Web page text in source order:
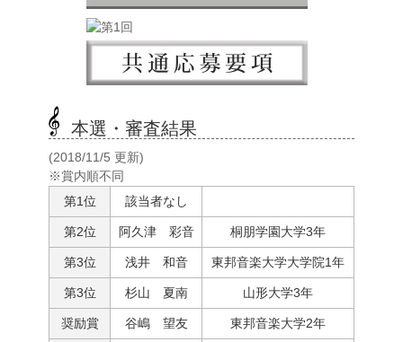
本選・審査結果
(2018/11/5 更新)
※賞内順不同
第1位
該当者なし
第2位 阿久津 彩音 桐朋学園大学3年
第3位 浅井 和音 東邦音楽大学大学院1年
第3位 杉山 夏南 山形大学3年
奨励賞 谷嶋 望友 東邦音楽大学2年